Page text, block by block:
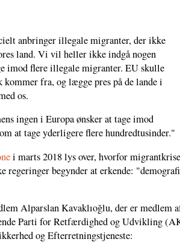
anbringer illegale migranter, der ikke
land. Vi vil heller ikke indgå nogen
imod flere illegale migranter. EU skulle
fra, og lægge pres på de lande i
os.
ingen i Europa ønsker at tage imod
at tage yderligere flere hundredtusinder."
i marts 2018 lys over, hvorfor
regeringer begynder at erkende:
Alparslan Kavaklıoğlu, der er medlem
Parti for Retfærdighed og Udvikling
og Efterretningstjeneste: